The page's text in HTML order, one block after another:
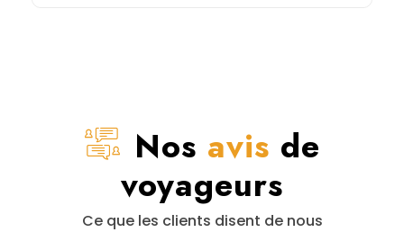
Nos avis de
voyageurs
Ce que les clients disent de nous